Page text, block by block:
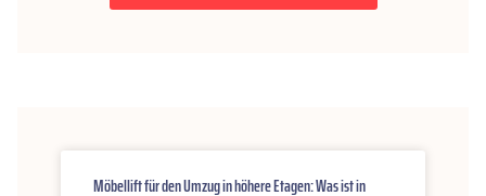
Möbellift für den Umzug in höhere Etagen: Was ist in